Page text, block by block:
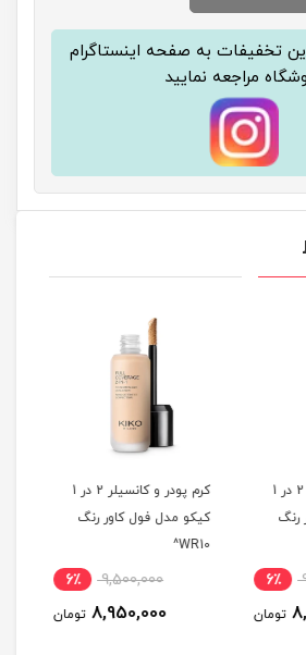
تخفیفات به صفحه اینستاگرام
مراجعه نمایید
کرم پودر و کانسیلر 2 در 1
6٪
تومان
کرم پودر و کانسیلر 2 در 1
کیکو مدل فول کاور رنگ
WR10^
9,500,000 6٪
8,950,000 تومان